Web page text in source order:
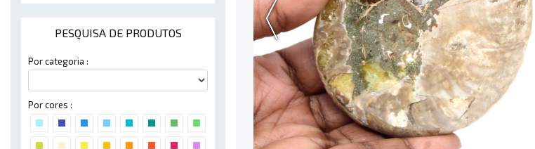
PESQUISA DE PRODUTOS
Por categoria :
Por cores :